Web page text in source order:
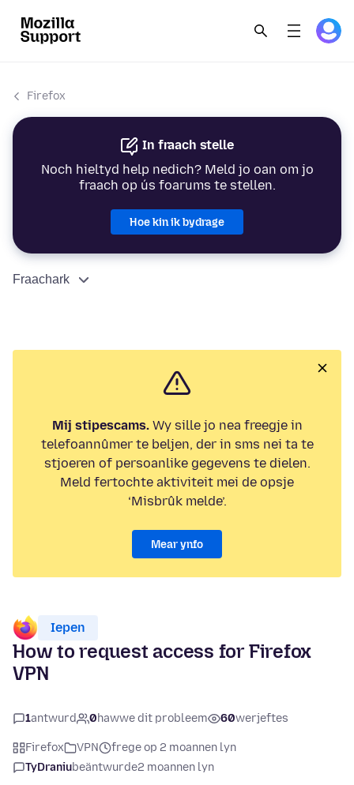
Firefox
In fraach stelle
Noch hieltyd help nedich? Meld jo oan om jo
fraach op ús foarums te stellen.
Hoe kin ik bydrage
Fraachark
Mij stipescams.Wy sille jo nea freegje in
telefoannûmer te beljen, der in sms nei ta te
stjoeren of persoanlike gegevens te dielen.
Meld fertochte aktiviteit mei de opsje
‘Misbrûk melde’.
Mear ynfo
Iepen
How to request access for Firefox
VPN
1antwurd 0hawwe dit probleem 60werjeftes
Firefox VPN
frege op 2 moannen lyn
TyDraniubeäntwurde2 moannen lyn